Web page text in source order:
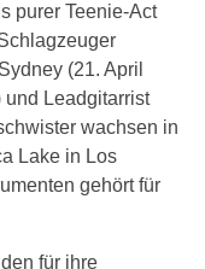
purer Teenie-Act
(21. April
und Leadgitarrist
wachsen in
Lake in Los
gehört für
für ihre